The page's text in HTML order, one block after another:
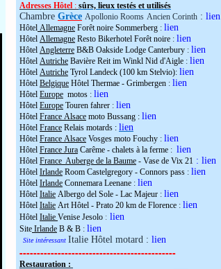
Adresses Hôtel : sûrs, lieux testés et utilisés
Chambre Grèce Apollonio Rooms Ancien Corinth : lien
Hôtel Allemagne Forêt noire Sommerberg : lien
Hôtel Allemagne Resto Bikerhotel Forêt noire : lien
Hôtel Angleterre B&B Oakside Lodge Canterbury : lien
Hôtel Autriche Bavière Reit im Winkl Nid d'Aigle : lien
Hôtel Autriche Tyrol Landeck (100 km Stelvio): lien
Hôtel Belgique Hôtel Thermae - Grimbergen : lien
Hôtel Europe motos : lien
Hôtel Europe Touren fahrer : lien
Hôtel France Alsace moto Bussang : lien
Hôtel France Relais motards : lien
Hôtel France Alsace Vosges moto Fouchy : lien
Hôtel France Jura Carême - chalets à la ferme : lien
Hôtel France Auberge de la Baume - Vase de Vix 21 : lien
Hôtel Irlande Room Castelgregory - Connors pass : lien
Hôtel Irlande Connemara Leenane : lien
Hôtel Italie Albergo del Sole - Lac Majeur : lien
Hôtel Italie Art Hôtel - Prato 20 km de Florence : lien
Hôtel Italie Venise Jesolo : lien
Site Irlande B & B : lien
Site intéressant Italie Hôtel motard : lien
---------------------------------------------
Restauration :